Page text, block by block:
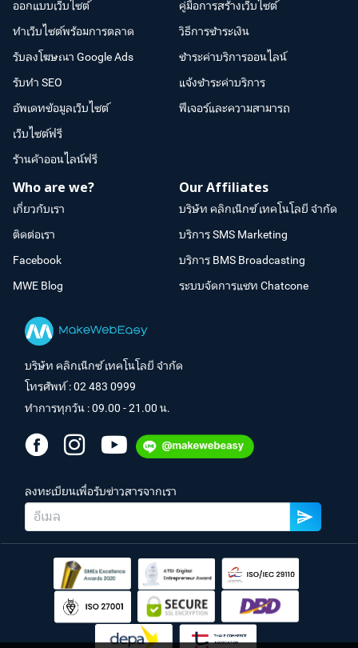
ออกแบบเว็บไซต์
ทำเว็บไซต์พร้อมการตลาด
รับลงโฆษณา Google Ads
รับทำ SEO
อัพเดทข้อมูลเว็บไซต์
เว็บไซต์ฟรี
ร้านค้าออนไลน์ฟรี
คู่มือการสร้างเว็บไซต์
วิธีการชำระเงิน
ชำระค่าบริการออนไลน์
แจ้งชำระค่าบริการ
ฟีเจอร์และความสามารถ
Who are we?
เกี่ยวกับเรา
ติดต่อเรา
Facebook
MWE Blog
Our Affiliates
บริษัท คลิกเน็กซ์ เทคโนโลยี จำกัด
บริการ SMS Marketing
บริการ BMS Broadcasting
ระบบจัดการแชท Chatcone
บริษัท คลิกเน็กซ์ เทคโนโลยี จำกัด
โทรศัพท์ :02 483 0999
ทำการทุกวัน : 09.00 - 21.00 น.
ลงทะเบียนเพื่อรับข่าวสารจากเรา